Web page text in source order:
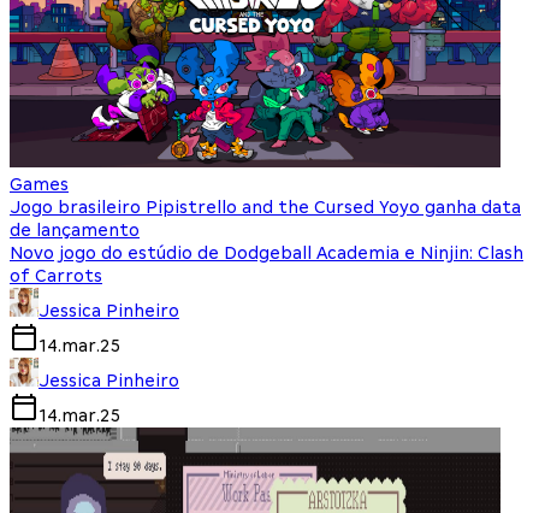
Games
Jogo brasileiro Pipistrello and the Cursed Yoyo ganha data
de lançamento
Novo jogo do estúdio de Dodgeball Academia e Ninjin: Clash
of Carrots
Jessica Pinheiro
14.mar.25
Jessica Pinheiro
14.mar.25